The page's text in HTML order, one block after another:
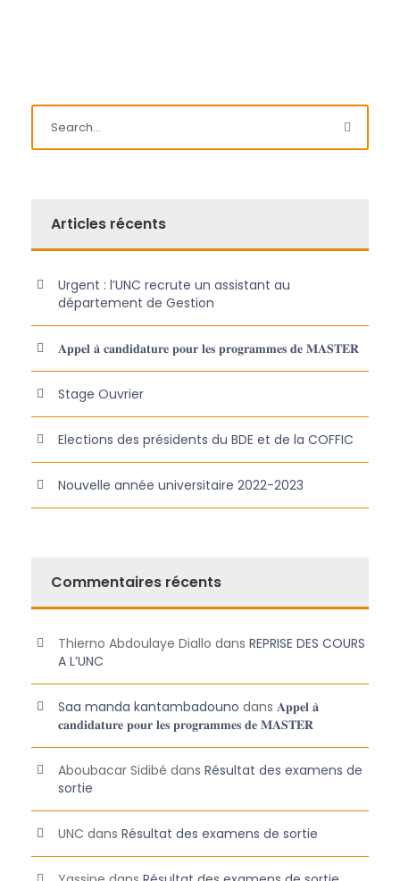
Articles récents
Urgent : l’UNC recrute un assistant au
département de Gestion
𝐀𝐩𝐩𝐞𝐥 𝐚̀ 𝐜𝐚𝐧𝐝𝐢𝐝𝐚𝐭𝐮𝐫𝐞 𝐩𝐨𝐮𝐫 𝐥𝐞𝐬 𝐩𝐫𝐨𝐠𝐫𝐚𝐦𝐦𝐞𝐬 𝐝𝐞 𝐌𝐀𝐒𝐓𝐄𝐑
Stage Ouvrier
Elections des présidents du BDE et de la COFFIC
Nouvelle année universitaire 2022-2023
Commentaires récents
Thierno Abdoulaye Diallo dans REPRISE DES COURS
A L’UNC
Saa manda kantambadouno dans 𝐀𝐩𝐩𝐞𝐥 𝐚̀
𝐜𝐚𝐧𝐝𝐢𝐝𝐚𝐭𝐮𝐫𝐞 𝐩𝐨𝐮𝐫 𝐥𝐞𝐬 𝐩𝐫𝐨𝐠𝐫𝐚𝐦𝐦𝐞𝐬 𝐝𝐞 𝐌𝐀𝐒𝐓𝐄𝐑
Aboubacar Sidibé dans Résultat des examens de
sortie
UNC dans Résultat des examens de sortie